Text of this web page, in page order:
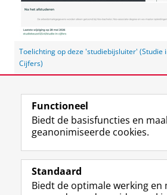
Toelichting op deze 'studiebijsluiter' (Studie
Cijfers)
Laatst gewijzigd: 03 juni 2026
Volg de RUG
F
a
e
L
i
k
Studiekiezers
Functioneel
Biedt de basisfuncties en
geanonimiseerde cookies.
Standaard
Biedt de optimale werking en